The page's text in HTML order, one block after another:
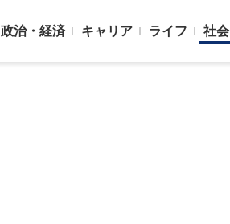
政治・経済 キャリア ライフ 社会